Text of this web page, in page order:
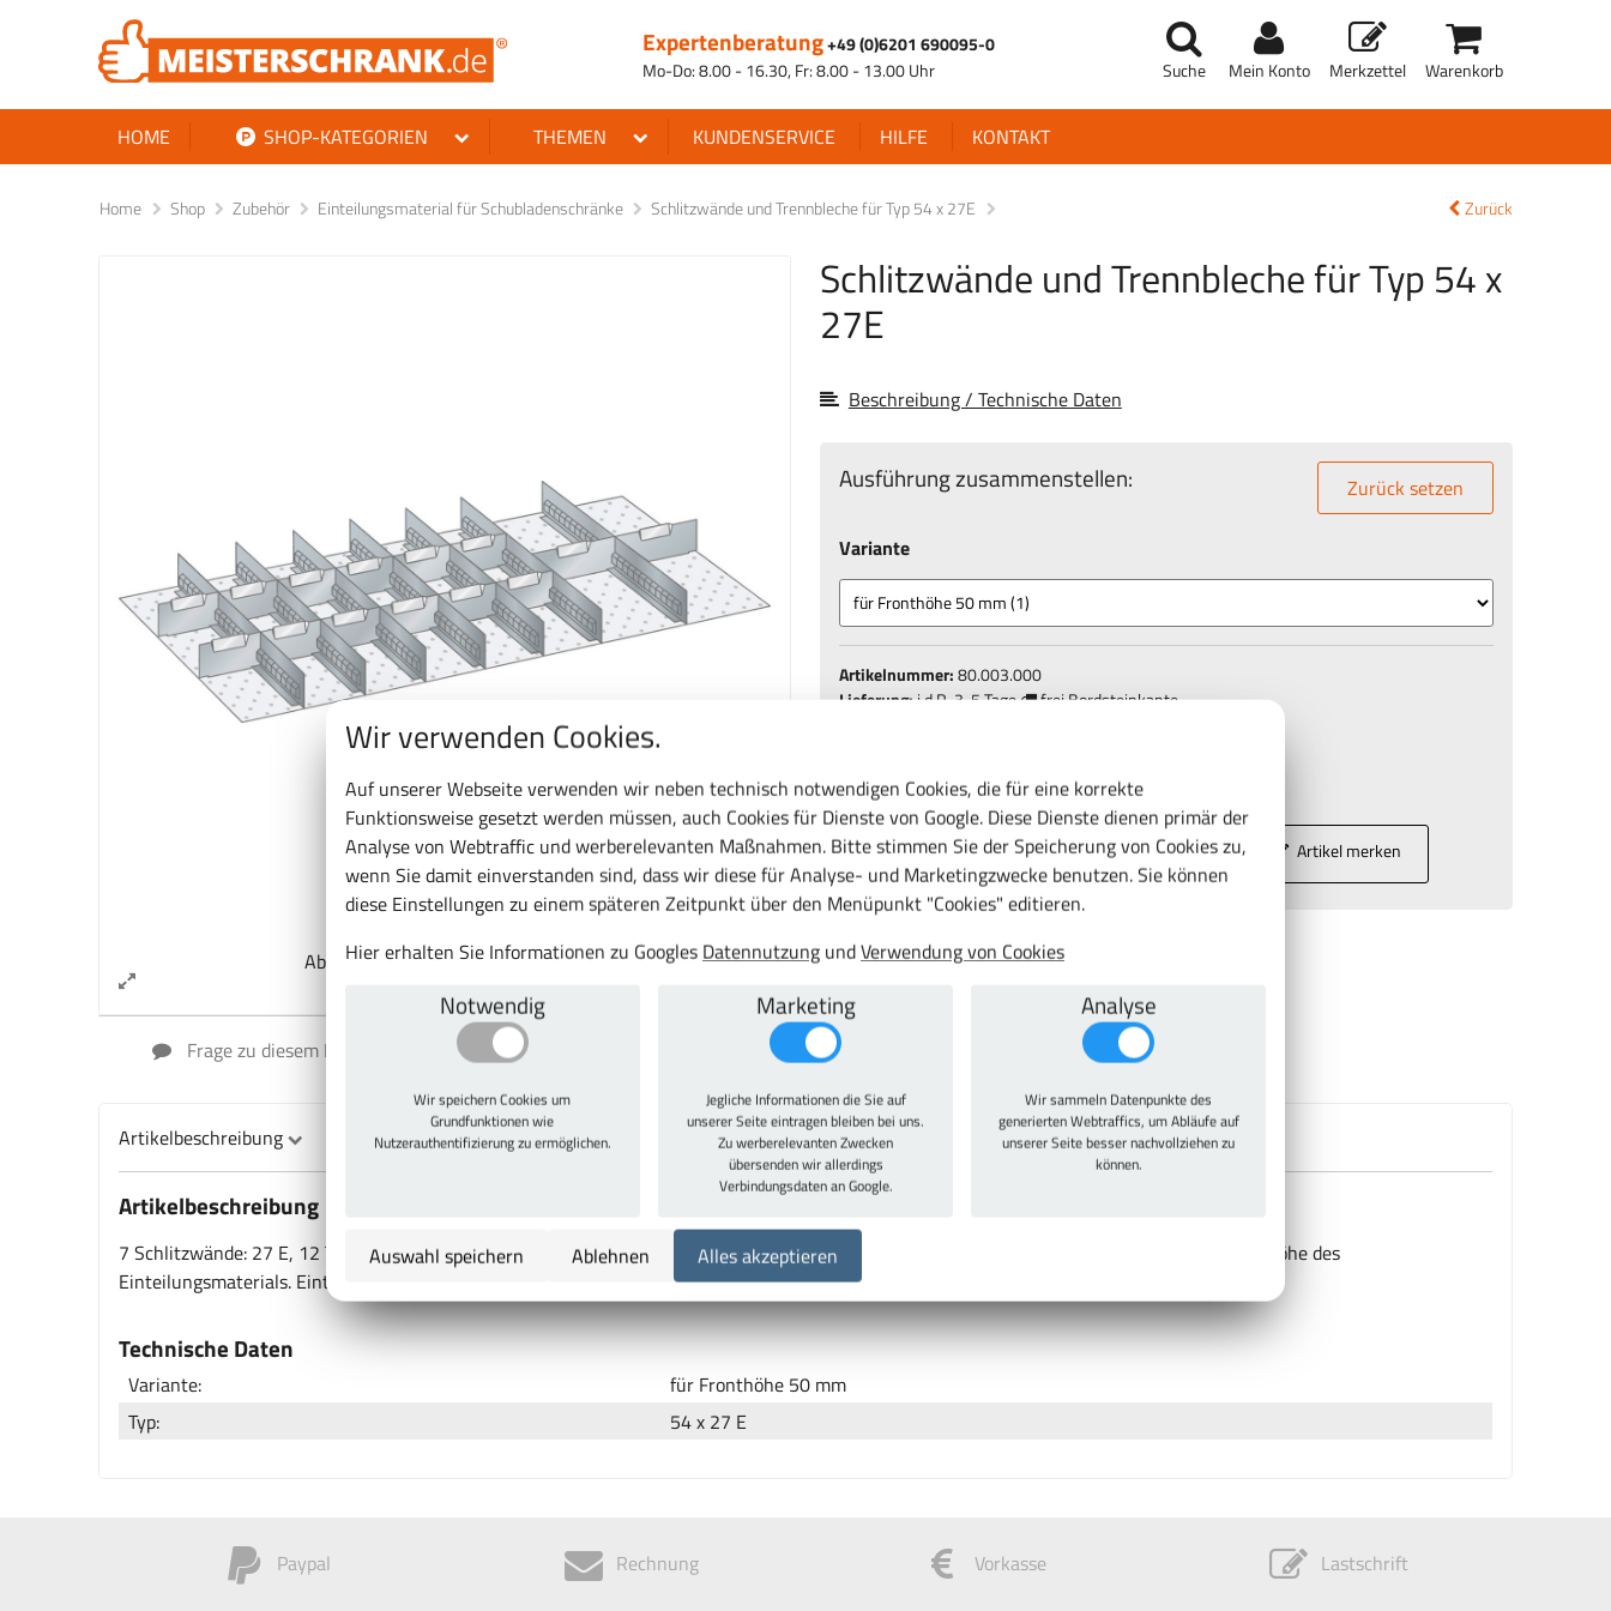
Expertenberatung+49 (0)6201 690095-0
Mo-Do: 8.00 - 16.30, Fr: 8.00 - 13.00 Uhr
Suche Mein Konto Merkzettel Warenkorb
HOME SHOP-KATEGORIEN THEMEN KUNDENSERVICE HILFE KONTAKT
Home Shop Zubehör Einteilungsmaterial für Schubladenschränke Schlitzwände und Trennbleche für Typ 54 x 27E Zurück
Abb. kann vom Original abweichen
Frage zu diesem Produkt Artikel vergleichen
Schlitzwände und Trennbleche für Typ 54 x
27E
Beschreibung / Technische Daten
Ausführung zusammenstellen: Zurück setzen
Variante
Artikelnummer:80.003.000
Lieferung:i.d.R.3-5 Tage frei Bordsteinkante
63,49 € inkl. MwSt.
St. In den Warenkorb Artikel merken
Artikelbeschreibung
Artikelbeschreibung
7 Schlitzwände: 27 E, 12 Trennbleche: 6 E, 2 Trennbleche: 9 E. Fronthöhe gleich Höhe der Schubladenfront. Entspricht nicht der tatsächliche Höhe des
Einteilungsmaterials. Einteilungsmaterial-Sets exklusive Beschriftungsreiter.
Technische Daten
Variante:
für Fronthöhe 50 mm
Typ:
54 x 27 E
Paypal Rechnung Vorkasse Lastschrift
Wir verwenden Cookies.
Auf unserer Webseite verwenden wir neben technisch notwendigen Cookies, die für eine korrekte
Funktionsweise gesetzt werden müssen, auch Cookies für Dienste von Google. Diese Dienste dienen primär der
Analyse von Webtraffic und werberelevanten Maßnahmen. Bitte stimmen Sie der Speicherung von Cookies zu,
wenn Sie damit einverstanden sind, dass wir diese für Analyse- und Marketingzwecke benutzen. Sie können
diese Einstellungen zu einem späteren Zeitpunkt über den Menüpunkt "Cookies" editieren.
Hier erhalten Sie Informationen zu Googles Datennutzung undVerwendung von Cookies
Notwendig
Wir speichern Cookies um
Grundfunktionen wie
Nutzerauthentifizierung zu ermöglichen.
Marketing
Jegliche Informationen die Sie auf
unserer Seite eintragen bleiben bei uns.
Zu werberelevanten Zwecken
übersenden wir allerdings
Verbindungsdaten an Google.
Analyse
Wir sammeln Datenpunkte des
generierten Webtraffics, um Abläufe auf
unserer Seite besser nachvollziehen zu
können.
Auswahl speichern Ablehnen Alles akzeptieren